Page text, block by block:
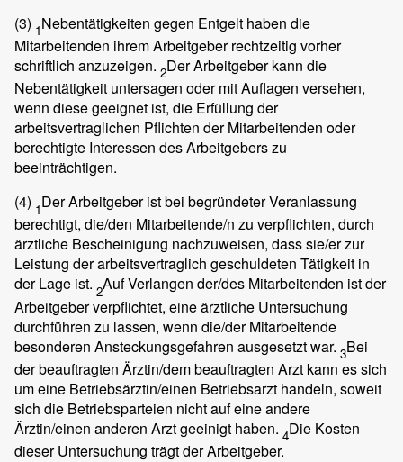
(3) 1Nebentätigkeiten gegen Entgelt haben die
Mitarbeitenden ihrem Arbeitgeber rechtzeitig vorher
schriftlich anzuzeigen. 2Der Arbeitgeber kann die
Nebentätigkeit untersagen oder mit Auflagen versehen,
wenn diese geeignet ist, die Erfüllung der
arbeitsvertraglichen Pflichten der Mitarbeitenden oder
berechtigte Interessen des Arbeitgebers zu
beeinträchtigen.
(4) 1Der Arbeitgeber ist bei begründeter Veranlassung
berechtigt, die/den Mitarbeitende/n zu verpflichten, durch
ärztliche Bescheinigung nachzuweisen, dass sie/er zur
Leistung der arbeitsvertraglich geschuldeten Tätigkeit in
der Lage ist. 2Auf Verlangen der/des Mitarbeitenden ist der
Arbeitgeber verpflichtet, eine ärztliche Untersuchung
durchführen zu lassen, wenn die/der Mitarbeitende
besonderen Ansteckungsgefahren ausgesetzt war. 3Bei
der beauftragten Ärztin/dem beauftragten Arzt kann es sich
um eine Betriebsärztin/einen Betriebsarzt handeln, soweit
sich die Betriebsparteien nicht auf eine andere
Ärztin/einen anderen Arzt geeinigt haben. 4Die Kosten
dieser Untersuchung trägt der Arbeitgeber.